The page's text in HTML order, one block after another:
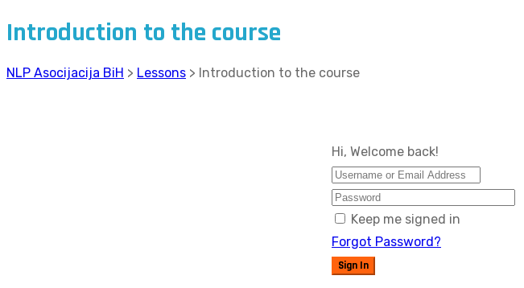
Introduction to the course
NLP Asocijacija BiH > Lessons > Introduction to the course
Hi, Welcome back!
Keep me signed in
Forgot Password?
Sign In